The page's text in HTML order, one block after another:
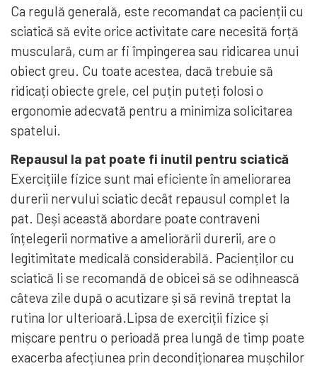
Ca regulă generală, este recomandat ca pacienții cu
sciatică să evite orice activitate care necesită forță
musculară, cum ar fi împingerea sau ridicarea unui
obiect greu. Cu toate acestea, dacă trebuie să
ridicați obiecte grele, cel puțin puteți folosi o
ergonomie adecvată pentru a minimiza solicitarea
spatelui.
Repausul la pat poate fi inutil pentru sciatică
Exercițiile fizice sunt mai eficiente în ameliorarea
durerii nervului sciatic decât repausul complet la
pat. Deși această abordare poate contraveni
înțelegerii normative a ameliorării durerii, are o
legitimitate medicală considerabilă. Pacienților cu
sciatică li se recomandă de obicei să se odihnească
câteva zile după o acutizare și să revină treptat la
rutina lor ulterioară.Lipsa de exerciții fizice și
mișcare pentru o perioadă prea lungă de timp poate
exacerba afecțiunea prin decondiționarea mușchilor